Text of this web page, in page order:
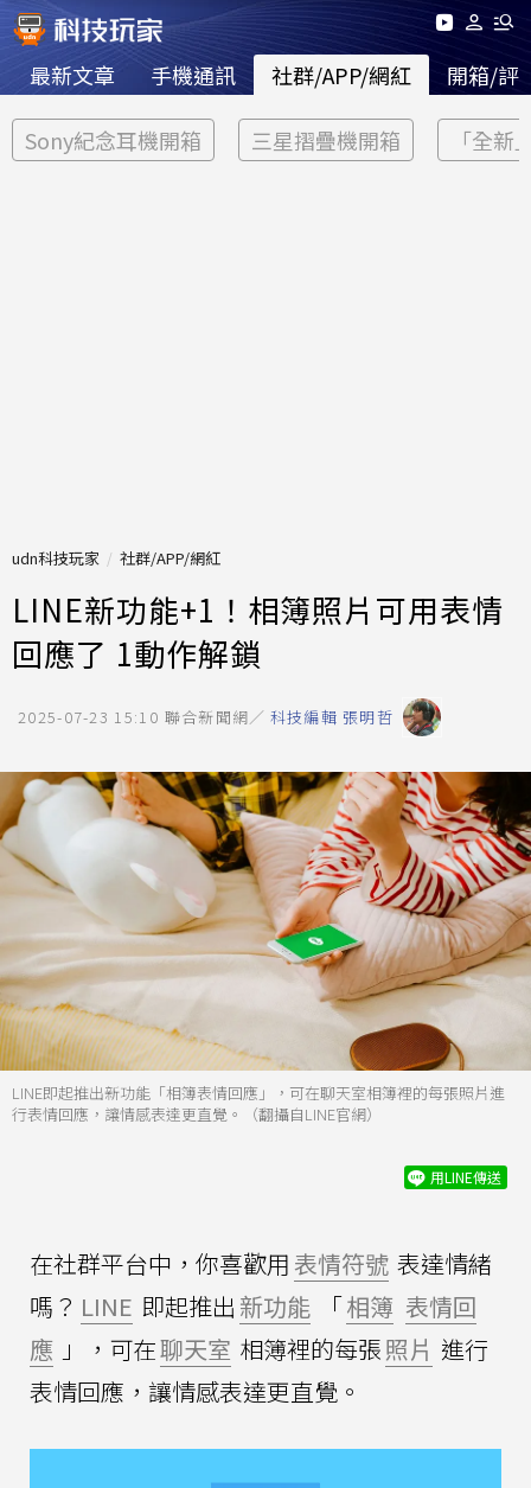
最新文章 手機通訊 社群/APP/網紅 開箱/評
Sony紀念耳機開箱 三星摺疊機開箱 「全新
udn科技玩家 社群/APP/網紅
LINE新功能+1！相簿照片可用表情
回應了 1動作解鎖
2025-07-23 15:10 聯合新聞網／ 科技編輯 張明哲
LINE即起推出新功能「相簿表情回應」，可在聊天室相簿裡的每張照片進
行表情回應，讓情感表達更直覺。（翻攝自LINE官網）
用LINE傳送
在社群平台中，你喜歡用 表情符號 表達情緒
嗎？ LINE 即起推出 新功能 「相簿 表情回
應 」，可在聊天室 相簿裡的每張照片 進行
表情回應，讓情感表達更直覺。